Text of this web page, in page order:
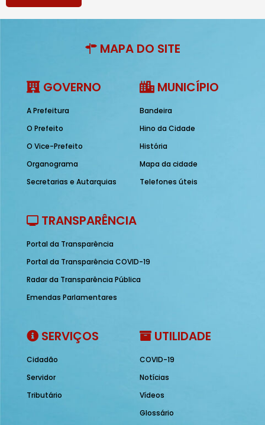
MAPA DO SITE
GOVERNO
A Prefeitura
O Prefeito
O Vice-Prefeito
Organograma
Secretarias e Autarquias
MUNICÍPIO
Bandeira
Hino da Cidade
História
Mapa da cidade
Telefones úteis
TRANSPARÊNCIA
Portal da Transparência
Portal da Transparência COVID-19
Radar da Transparência Pública
Emendas Parlamentares
SERVIÇOS
Cidadão
Servidor
Tributário
UTILIDADE
COVID-19
Notícias
Vídeos
Glossário